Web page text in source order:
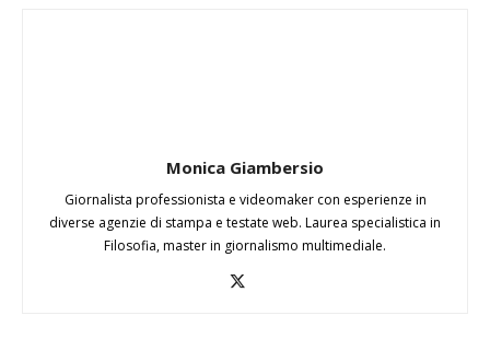
Monica Giambersio
Giornalista professionista e videomaker con esperienze in
diverse agenzie di stampa e testate web. Laurea specialistica in
Filosofia, master in giornalismo multimediale.